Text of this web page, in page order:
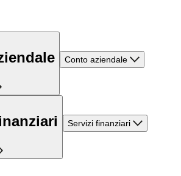
Conto aziendale
Servizi finanziari